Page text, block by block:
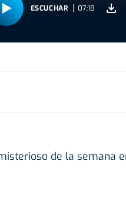
ESCUCHAR 07:18
de la semana